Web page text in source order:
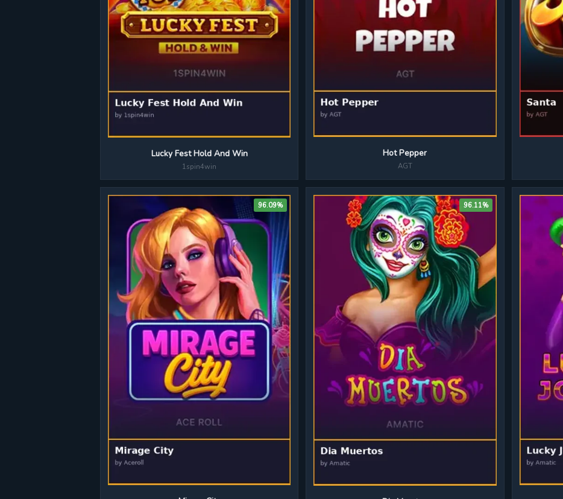
Lucky Fest Hold And Win
1spin4win
Hot Pepper
AGT
96.09% 96.11%